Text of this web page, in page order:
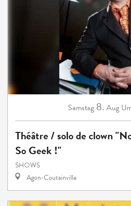
Samstag 8. Aug
Théâtre / solo de clown
So Geek !"
SHOWS
Agon-Coutainville